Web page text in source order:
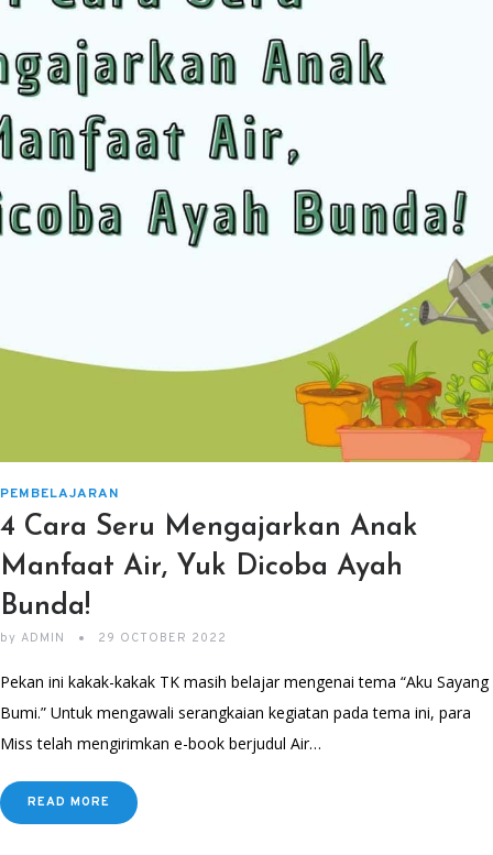
PEMBELAJARAN
4 Cara Seru Mengajarkan Anak
Manfaat Air, Yuk Dicoba Ayah
Bunda!
by ADMIN 29 OCTOBER 2022
Pekan ini kakak-kakak TK masih belajar mengenai tema “Aku Sayang
Bumi.” Untuk mengawali serangkaian kegiatan pada tema ini, para
Miss telah mengirimkan e-book berjudul Air…
READ MORE